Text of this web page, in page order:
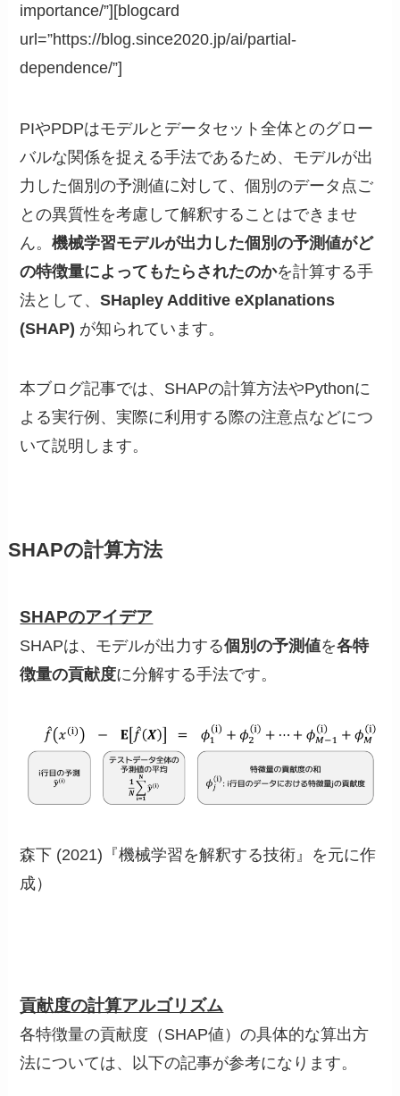
importance/”][blogcard
url=”https://blog.since2020.jp/ai/partial-
dependence/”]
PIやPDPはモデルとデータセット全体とのグロー
バルな関係を捉える手法であるため、モデルが出
力した個別の予測値に対して、個別のデータ点ご
との異質性を考慮して解釈することはできませ
ん。機械学習モデルが出力した個別の予測値がど
の特徴量によってもたらされたのかを計算する手
法として、SHapley Additive eXplanations
(SHAP) が知られています。
本ブログ記事では、SHAPの計算方法やPythonに
よる実行例、実際に利用する際の注意点などにつ
いて説明します。
SHAPの計算方法
SHAPのアイデア
SHAPは、モデルが出力する個別の予測値を各特
徴量の貢献度に分解する手法です。
森下 (2021)『機械学習を解釈する技術』を元に作
成）
貢献度の計算アルゴリズム
各特徴量の貢献度（SHAP値）の具体的な算出方
法については、以下の記事が参考になります。